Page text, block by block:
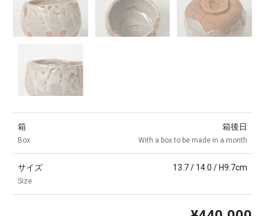
箱
Box
箱後日
With a box to be made in a month
サイズ
Size
13.7 / 14.0 / H9.7cm